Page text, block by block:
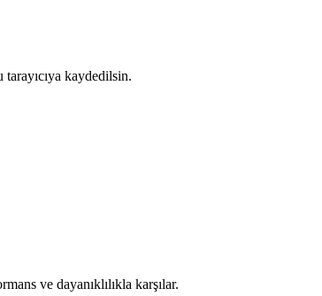
kaydedilsin.
ve dayanıklılıkla karşılar.